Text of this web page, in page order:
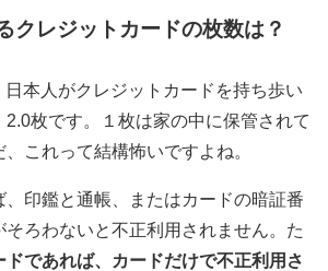
クレジットカードの枚数は？
本人がクレジットカードを持ち歩い
2.0枚です。１枚は家の中に保管されて
これって結構怖いですよね。
印鑑と通帳、またはカードの暗証番
ろわないと不正利用されません。た
ドであれば、カードだけで不正利用さ